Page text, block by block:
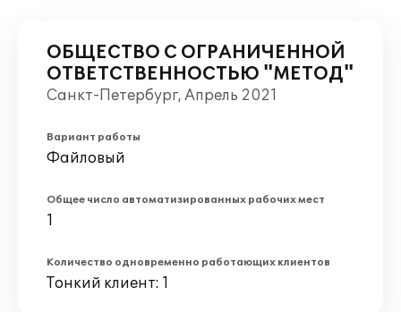
ОБЩЕСТВО С ОГРАНИЧЕННОЙ
ОТВЕТСТВЕННОСТЬЮ "МЕТОД"
Санкт-Петербург, Апрель 2021
Вариант работы
Файловый
Общее число автоматизированных рабочих мест
1
Количество одновременно работающих клиентов
Тонкий клиент: 1